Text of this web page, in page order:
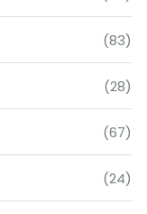
(83)
(28)
(67)
(24)